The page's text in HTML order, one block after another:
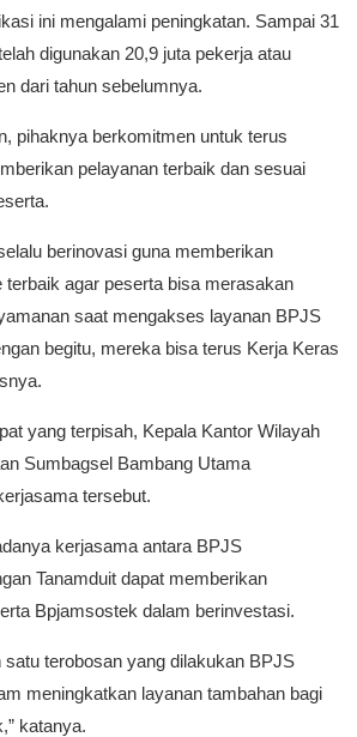
ini mengalami peningkatan. Sampai 31
digunakan 20,9 juta pekerja atau
dari tahun sebelumnya.
pihaknya berkomitmen untuk terus
pelayanan terbaik dan sesuai
berinovasi guna memberikan
agar peserta bisa merasakan
saat mengakses layanan BPJS
begitu, mereka bisa terus Kerja Keras
yang terpisah, Kepala Kantor Wilayah
Sumbagsel Bambang Utama
tersebut.
kerjasama antara BPJS
Tanamduit dapat memberikan
Bpjamsostek dalam berinvestasi.
satu terobosan yang dilakukan BPJS
meningkatkan layanan tambahan bagi
katanya.